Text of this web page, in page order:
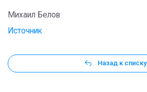
Михаил Белов
Источник
Назад к списку